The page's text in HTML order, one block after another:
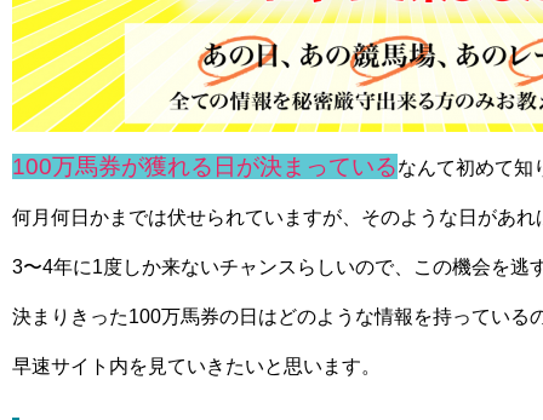
100万馬券が獲れる日が決まっているなんて初めて知
何月何日かまでは伏せられていますが、そのような日があ
3〜4年に1度しか来ないチャンスらしいので、この機会を逃
決まりきった100万馬券の日はどのような情報を持っている
早速サイト内を見ていきたいと思います。